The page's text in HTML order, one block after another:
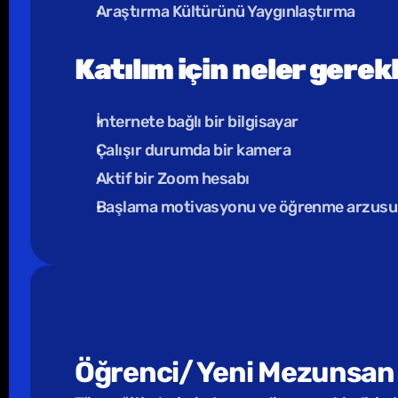
Araştırma Kültürünü Yaygınlaştırma
Katılım için neler
İnternete bağlı bir bilgisayar
Çalışır durumda bir kamera
Aktif bir Zoom hesabı
Başlama motivasyonu ve öğrenme arzusu
Öğrenci/ Yeni Mezunsan